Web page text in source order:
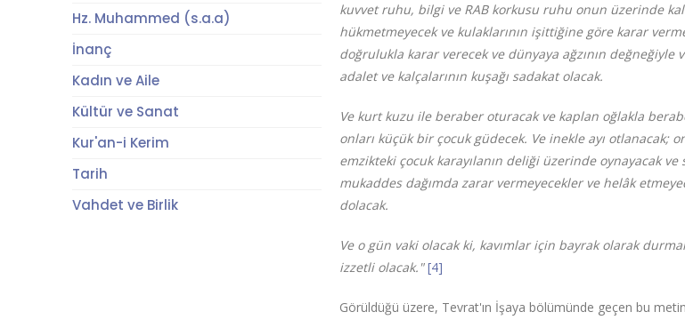
kuvvet ruhu, bilgi ve RAB korkusu ruhu onun üzerinde
hükmetmeyecek ve kulaklarının işittiğine göre karar
doğrulukla karar verecek ve dünyaya ağzının
adalet ve kalçalarının kuşağı sadakat olacak.
Ve kurt kuzu ile beraber oturacak ve kaplan oğlakla
onları küçük bir çocuk güdecek. Ve inekle ayı otlanacak;
emzikteki çocuk karayılanın deliği üzerinde oynayacak
mukaddes dağımda zarar vermeyecekler ve helâk
dolacak.
Ve o gün vaki olacak ki, kavımlar için bayrak olarak
izzetli olacak."[4]
Görüldüğü üzere, Tevrat'ın İşaya bölümünde geçen bu
Hz. Muhammed (s.a.a)
İnanç
Kadın ve Aile
Kültür ve Sanat
Kur'an-i Kerim
Tarih
Vahdet ve Birlik